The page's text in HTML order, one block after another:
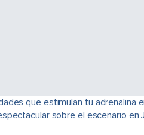
que estimulan tu
sobre el escenario